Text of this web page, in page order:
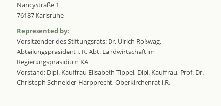
Nancystraße 1
76187 Karlsruhe
Represented by:
Vorsitzender des Stiftungsrats: Dr. Ulrich Roßwag,
Abteilungspräsident i. R. Abt. Landwirtschaft im
Regierungspräsidium KA
Vorstand: Dipl. Kauffrau Elisabeth Tippel, Dipl. Kauffrau, Prof. Dr.
Christoph Schneider-Harpprecht, Oberkirchenrat i.R.